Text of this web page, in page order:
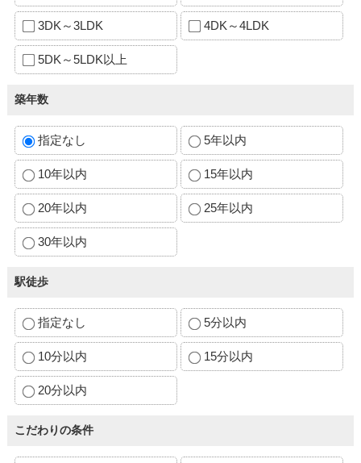
3DK～3LDK 4DK～4LDK
5DK～5LDK以上
築年数
指定なし 5年以内
10年以内 15年以内
20年以内 25年以内
30年以内
駅徒歩
指定なし 5分以内
10分以内 15分以内
20分以内
こだわりの条件